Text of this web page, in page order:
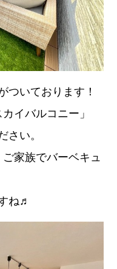
ついております！
イバルコニー」
さい。
家族でバーベキュ
ね♬